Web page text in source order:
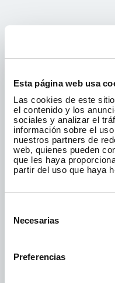
Esta página web usa
Las cookies de este
el contenido y los
sociales y analizar el
información sobre el
nuestros partners de
web, quienes pueden
que les haya
partir del uso que haya
consentimiento
Necesarias
Preferencias
EL CARRITO ESTÁ